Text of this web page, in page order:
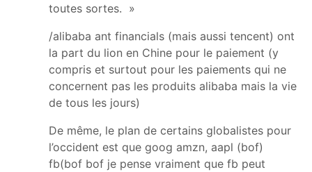
toutes sortes. »
/alibaba ant financials (mais aussi tencent) ont
la part du lion en Chine pour le paiement (y
compris et surtout pour les paiements qui ne
concernent pas les produits alibaba mais la vie
de tous les jours)
De même, le plan de certains globalistes pour
l’occident est que goog amzn, aapl (bof)
fb(bof bof je pense vraiment que fb peut